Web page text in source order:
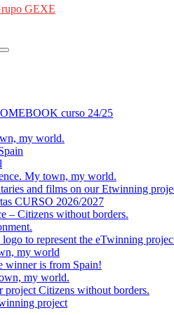
GEXE
curso 24/25
my world.
My town, my world.
and films on our Etwinning
CURSO 2026/2027
– Citizens without borders.
to represent the eTwinning
my world
winner is from Spain!
my world.
project Citizens without borders.
project